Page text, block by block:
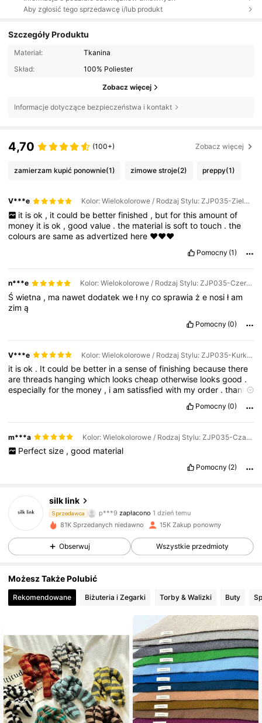
Aby zgłosić tego sprzedawcę i/lub produkt
Szczegóły Produktu
Materiał:
Tkanina
Skład:
100% Poliester
Zobacz więcej
Informacje dotyczące bezpieczeństwa i kontakt
4,70 (100+) Zobacz więcej
zamierzam kupić ponownie(1) zimowe stroje(2) preppy(1)
V***e Kolor: Wielokolorowe / Rodzaj Stylu: ZJP035-Zielony
it is ok , it could be better finished , but for this amount of
money it isok ,goodvalue .the material issofttotouch .the
coloursaresameasadvertized here ♥️♥️♥️
Pomocny (1)
n***e Kolor: Wielokolorowe / Rodzaj Stylu: ZJP035-Czerwony
Świetna , ma nawetdodatekweł nycosprawia że nosiłam
zimą
Pomocny (0)
V***e Kolor: Wielokolorowe / Rodzaj Stylu: ZJP035-Kurkuma
it isok . Itcould be better inasenseoffinishing becausethere
arethreads hangingwhich lookscheapotherwise looksgood .
especiallyforthe money , iamsatissfiedwith myorder .thank
Pomocny (0)
m***a Kolor: Wielokolorowe / Rodzaj Stylu: ZJP035-Czarny ryż
Perfect size , good material
Pomocny (2)
silk link
Sprzedawca
p***9 zapłacono 1 dzień temu
zaobserwował(-a)
4,90 2.9K Obserwujący
4,90
2.9K Obserwujący
4,90 2.9K Obserwujący
4,90 2.9K Obserwujący
81K Sprzedanych niedawno 15K Zakup ponowny
Obserwuj Wszystkie przedmioty
Możesz Także Polubić
Rekomendowane Biżuteria i Zegarki Torby & Walizki Buty